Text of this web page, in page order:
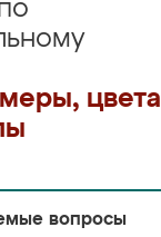
цвета
вопросы